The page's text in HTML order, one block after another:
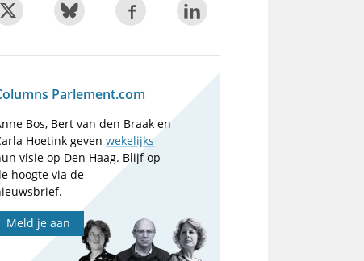
Parlement.com
Bos, Bert van den Braak en
Hoetink gevenwekelijks
visie op Den Haag. Blijf op
hoogte via de
Meld je aan